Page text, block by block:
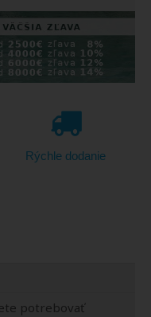
Rýchle dodanie
potrebovať